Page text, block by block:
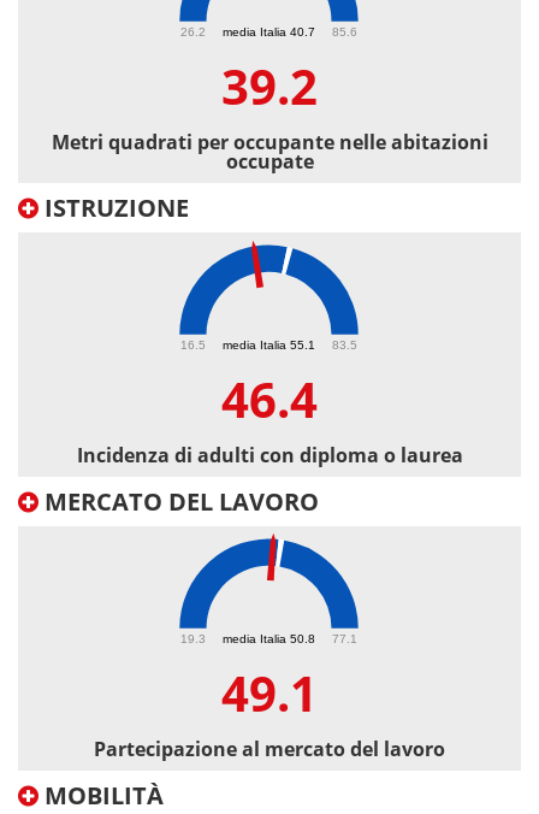
media Italia 40.7
26.2 85.6
39.2
Metri quadrati per occupante nelle abitazioni
occupate
ISTRUZIONE
media Italia 55.1
16.5 83.5
46.4
Incidenza di adulti con diploma o laurea
MERCATO DEL LAVORO
media Italia 50.8
19.3 77.1
49.1
Partecipazione al mercato del lavoro
MOBILITÀ